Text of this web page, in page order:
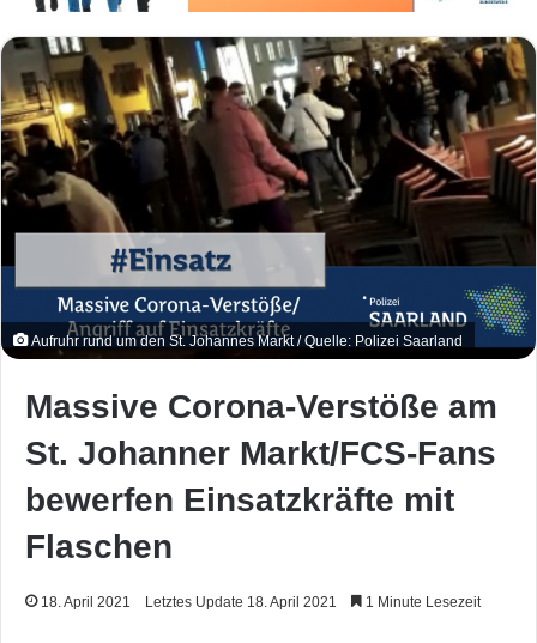
Aufruhr rund um den St. Johannes Markt / Quelle: Polizei Saarland
Massive Corona-Verstöße am
St. Johanner Markt/FCS-Fans
bewerfen Einsatzkräfte mit
Flaschen
18. April 2021 Letztes Update 18. April 2021 1 Minute Lesezeit